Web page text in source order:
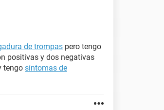
de trompas pero tengo
positivas y dos negativas
tengo síntomas de